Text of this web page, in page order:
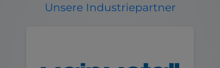
Unsere Industriepartner